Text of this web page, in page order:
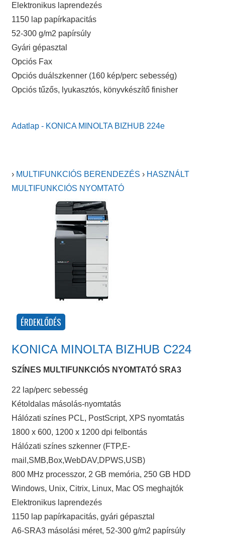
Elektronikus laprendezés
1150 lap papírkapacitás
52-300 g/m2 papírsúly
Gyári gépasztal
Opciós Fax
Opciós duálszkenner (160 kép/perc sebesség)
Opciós tűzős, lyukasztós, könyvkészítő finisher
Adatlap - KONICA MINOLTA BIZHUB 224e
› MULTIFUNKCIÓS BERENDEZÉS › HASZNÁLT
MULTIFUNKCIÓS NYOMTATÓ
KONICA MINOLTA BIZHUB C224
SZÍNES MULTIFUNKCIÓS NYOMTATÓ SRA3
22 lap/perc sebesség
Kétoldalas másolás-nyomtatás
Hálózati színes PCL, PostScript, XPS nyomtatás
1800 x 600, 1200 x 1200 dpi felbontás
Hálózati színes szkenner (FTP,E-
mail,SMB,Box,WebDAV,DPWS,USB)
800 MHz processzor, 2 GB memória, 250 GB HDD
Windows, Unix, Citrix, Linux, Mac OS meghajtók
Elektronikus laprendezés
1150 lap papírkapacitás, gyári gépasztal
A6-SRA3 másolási méret, 52-300 g/m2 papírsúly